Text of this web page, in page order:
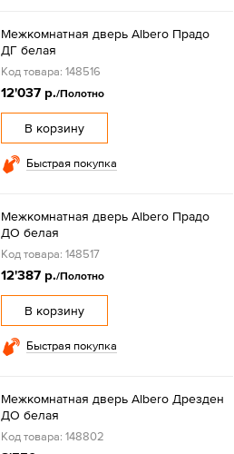
Межкомнатная дверь Albero Прадо
ДГ белая
Код товара: 148516
12'037 р./Полотно
В корзину
Быстрая покупка
Межкомнатная дверь Albero Прадо
ДО белая
Код товара: 148517
12'387 р./Полотно
В корзину
Быстрая покупка
Межкомнатная дверь Albero Дрезден
ДО белая
Код товара: 148802